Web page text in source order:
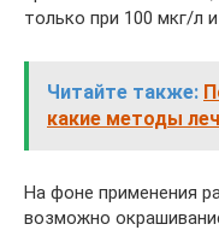
только при 100 мкг/л
Читайте также:
какие методы
На фоне применения
возможно